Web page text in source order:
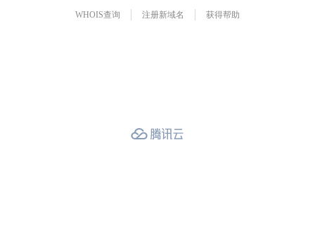
WHOIS查询 注册新域名 获得帮助